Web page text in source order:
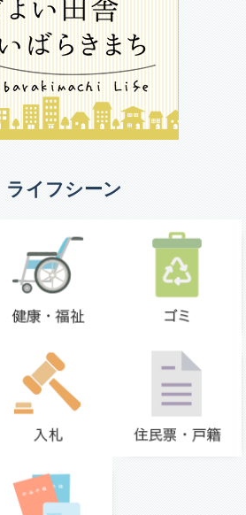
ライフシーン